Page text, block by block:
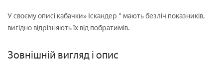
У своєму описі кабачки» Іскандер " мають безліч показників,
вигідно відрізняють їх від побратимів.
Зовнішній вигляд і опис